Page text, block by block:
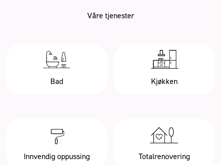
Våre tjenester
Bad Kjøkken
Innvendig oppussing Totalrenovering